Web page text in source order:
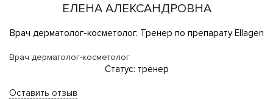
ЕЛЕНА АЛЕКСАНДРОВНА
Врач дерматолог-косметолог. Тренер по препарату Ellagen
Врач дерматолог-косметолог
Статус: тренер
Оставить отзыв